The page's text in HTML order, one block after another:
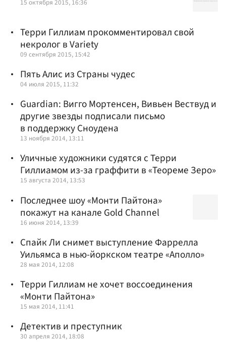
15 октября 2015, 16:36
Терри Гиллиам прокомментировал свой
некролог в Variety
09 сентября 2015, 15:42
Пять Алис из Страны чудес
04 июля 2015, 11:32
Guardian: Вигго Мортенсен, Вивьен Вествуд и
другие звезды подписали письмо
в поддержку Сноудена
13 ноября 2014, 13:11
Уличные художники судятся с Терри
Гиллиамом из-за граффити в «Теореме Зеро»
15 августа 2014, 13:53
Последнее шоу «Монти Пайтона»
покажут на канале Gold Channel
16 июня 2014, 13:39
Спайк Ли снимет выступление Фаррелла
Уильямса в нью-йоркском театре «Аполло»
28 мая 2014, 12:08
Терри Гиллиам не хочет воссоединения
«Монти Пайтона»
15 мая 2014, 11:41
Детектив и преступник
30 апреля 2014, 18:08